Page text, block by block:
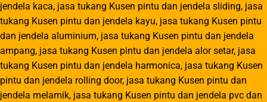
jendela kaca, jasa tukang Kusen pintu dan jendela sliding, jasa
tukang Kusen pintu dan jendela kayu, jasa tukang Kusen pintu
dan jendela aluminium, jasa tukang Kusen pintu dan jendela
ampang, jasa tukang Kusen pintu dan jendela alor setar, jasa
tukang Kusen pintu dan jendela harmonica, jasa tukang Kusen
pintu dan jendela rolling door, jasa tukang Kusen pintu dan
jendela melamik, jasa tukang Kusen pintu dan jendela pvc dan